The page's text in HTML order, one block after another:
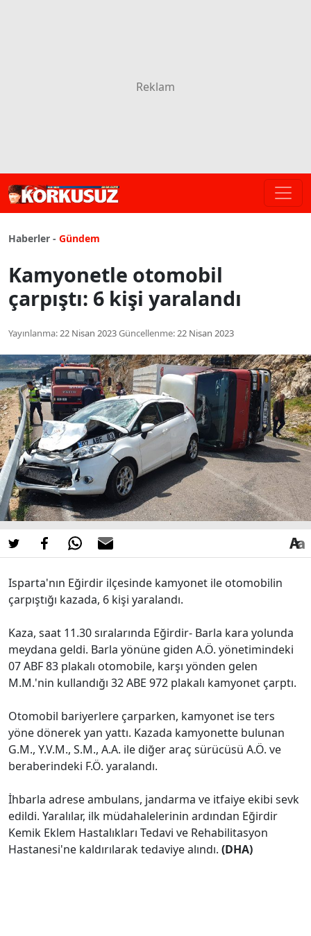
Haberler - Gündem
Kamyonetle otomobil
çarpıştı: 6 kişi yaralandı
Yayınlanma:22 Nisan 2023Güncellenme:22 Nisan 2023
Isparta'nın Eğirdir ilçesinde kamyonet ile otomobilin
çarpıştığı kazada, 6 kişi yaralandı.
Kaza, saat 11.30 sıralarında Eğirdir- Barla kara yolunda
meydana geldi. Barla yönüne giden A.Ö. yönetimindeki
07 ABF 83 plakalı otomobile, karşı yönden gelen
M.M.'nin kullandığı 32 ABE 972 plakalı kamyonet çarptı.
Otomobil bariyerlere çarparken, kamyonet ise ters
yöne dönerek yan yattı. Kazada kamyonette bulunan
G.M., Y.V.M., S.M., A.A. ile diğer araç sürücüsü A.Ö. ve
beraberindeki F.Ö. yaralandı.
İhbarla adrese ambulans, jandarma ve itfaiye ekibi sevk
edildi. Yaralılar, ilk müdahalelerinin ardından Eğirdir
Kemik Eklem Hastalıkları Tedavi ve Rehabilitasyon
Hastanesi'ne kaldırılarak tedaviye alındı. (DHA)